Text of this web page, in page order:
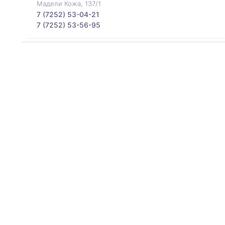
Мадели Кожа, 137/1
7 (7252) 53-04-21
7 (7252) 53-56-95